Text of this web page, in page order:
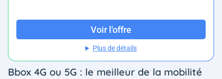
Voir l'offre
Plus de détails
Bbox 4G ou 5G : le meilleur de la mobilité